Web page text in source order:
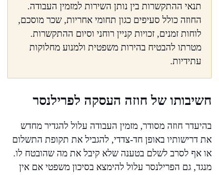
תנאי ההתקשרות בין נותן השירות למזמין העבודה.
החוזה כולל סעיפים כגון תחומי אחריות, שכר מוסכם,
לוחות זמנים, זכויות קניין רוחני וסיום ההתקשרות.
מטרתו להבטיח בהירות משפטית ולמנוע מחלוקות
עתידיות.
חשיבותו של חוזה העסקה לפרילנסר
בהיעדר חוזה מסודר, מזמין העבודה עלול להגדיר מחדש
את דרישותיו באופן חד-צדדי, להגביל את תקופת התשלום
או אף לסרב לשלם בטענה שלא קיבל את מה שהובטח לו.
מנגד, גם הפרילנסר עלול להימצא בסיכון משפטי אם אין